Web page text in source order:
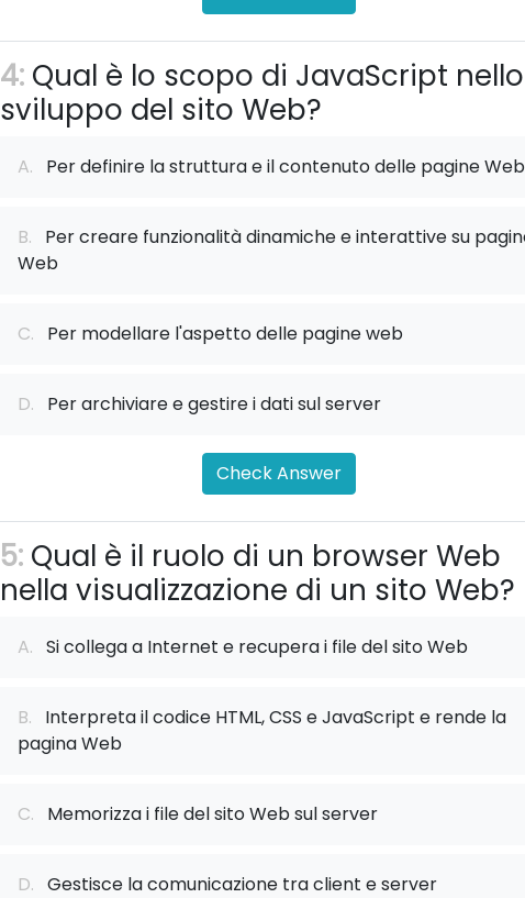
4: Qual è lo scopo di JavaScript nello
sviluppo del sito Web?
A. Per definire la struttura e il contenuto delle pagine Web
B. Per creare funzionalità dinamiche e interattive su
Web
C. Per modellare l'aspetto delle pagine web
D. Per archiviare e gestire i dati sul server
Check Answer
5: Qual è il ruolo di un browser Web
nella visualizzazione di un sito Web?
A. Si collega a Internet e recupera i file del sito Web
B. Interpreta il codice HTML, CSS e JavaScript e rende la
pagina Web
C. Memorizza i file del sito Web sul server
D. Gestisce la comunicazione tra client e server